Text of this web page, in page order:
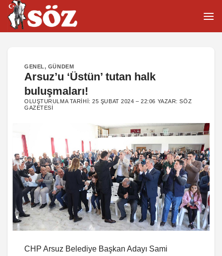
İçeriğe
atla
GENEL, GÜNDEM
Arsuz’u ‘Üstün’ tutan halk
buluşmaları!
OLUŞTURULMA TARIHI:25 ŞUBAT 2024 – 22:06 YAZAR:SÖZ
GAZETESI
CHP Arsuz Belediye Başkan Adayı Sami